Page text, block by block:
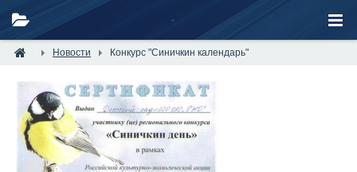
Новости Конкурс "Синичкин календарь"